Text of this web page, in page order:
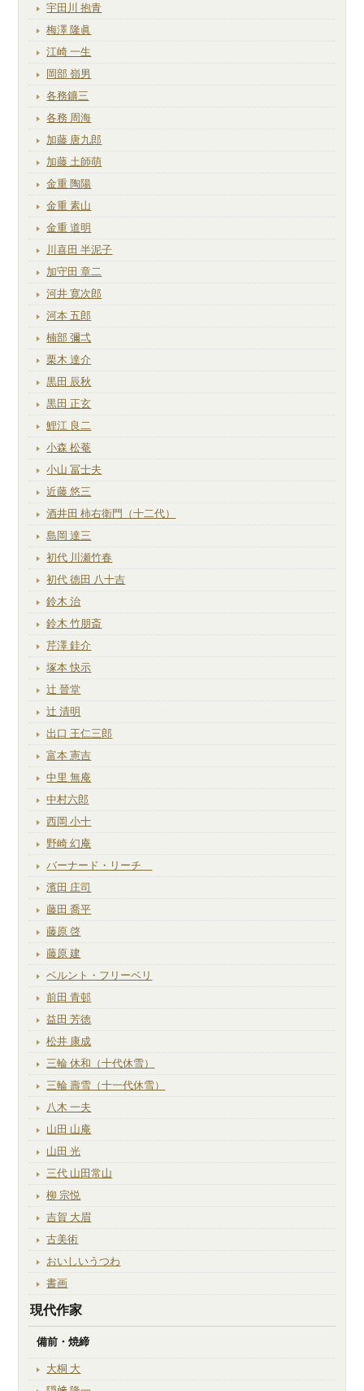
宇田川 抱青
梅澤 隆眞
江崎 一生
岡部 嶺男
各務鑛三
各務 周海
加藤 唐九郎
加藤 土師萌
金重 陶陽
金重 素山
金重 道明
川喜田 半泥子
加守田 章二
河井 寛次郎
河本 五郎
楠部 彌弌
栗木 達介
黒田 辰秋
黒田 正玄
鯉江 良二
小森 松菴
小山 冨士夫
近藤 悠三
酒井田 柿右衛門（十二代）
島岡 達三
初代 川瀬竹春
初代 徳田 八十吉
鈴木 治
鈴木 竹朋斎
芹澤 銈介
塚本 快示
辻 晉堂
辻 清明
出口 王仁三郎
富本 憲吉
中里 無庵
中村六郎
西岡 小十
野崎 幻庵
バーナード・リーチ
濱田 庄司
藤田 喬平
藤原 啓
藤原 建
ベルント・フリーベリ
前田 青邨
益田 芳徳
松井 康成
三輪 休和（十代休雪）
三輪 壽雪（十一代休雪）
八木 一夫
山田 山庵
山田 光
三代 山田常山
柳 宗悦
吉賀 大眉
古美術
おいしいうつわ
書画
現代作家
備前・焼締
大桐 大